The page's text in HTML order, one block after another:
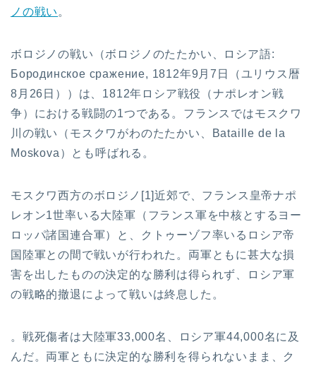
ノの戦い 。
ボロジノの戦い（ボロジノのたたかい、ロシア語:
Бородинское сражение, 1812年9月7日（ユリウス暦
8月26日））は、1812年ロシア戦役（ナポレオン戦
争）における戦闘の1つである。フランスではモスクワ
川の戦い（モスクワがわのたたかい、Bataille de la
Moskova）とも呼ばれる。
モスクワ西方のボロジノ[1]近郊で、フランス皇帝ナポ
レオン1世率いる大陸軍（フランス軍を中核とするヨー
ロッパ諸国連合軍）と、クトゥーゾフ率いるロシア帝
国陸軍との間で戦いが行われた。両軍ともに甚大な損
害を出したものの決定的な勝利は得られず、ロシア軍
の戦略的撤退によって戦いは終息した。
。戦死傷者は大陸軍33,000名、ロシア軍44,000名に及
んだ。両軍ともに決定的な勝利を得られないまま、ク